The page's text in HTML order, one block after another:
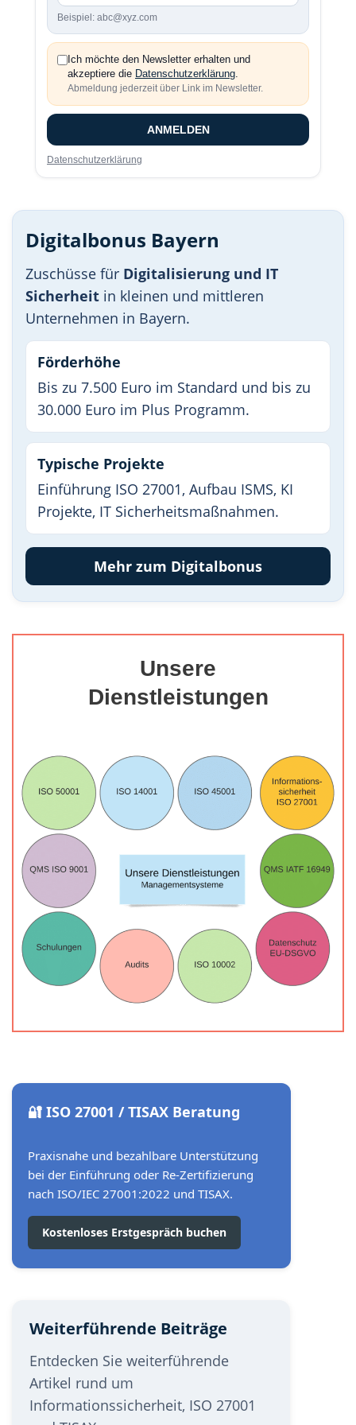
Beispiel: abc@xyz.com
Ich möchte den Newsletter erhalten und
akzeptiere die Datenschutzerklärung.
Abmeldung jederzeit über Link im Newsletter.
ANMELDEN
Datenschutzerklärung
Digitalbonus Bayern
Zuschüsse für Digitalisierung und IT
Sicherheit in kleinen und mittleren
Unternehmen in Bayern.
Förderhöhe
Bis zu 7.500 Euro im Standard und bis zu
30.000 Euro im Plus Programm.
Typische Projekte
Einführung ISO 27001, Aufbau ISMS, KI
Projekte, IT Sicherheitsmaßnahmen.
Mehr zum Digitalbonus
Unsere
Dienstleistungen
🔐 ISO 27001 / TISAX Beratung
Praxisnahe und bezahlbare Unterstützung
bei der Einführung oder Re-Zertifizierung
nach ISO/IEC 27001:2022 und TISAX.
Kostenloses Erstgespräch buchen
Weiterführende Beiträge
Entdecken Sie weiterführende
Artikel rund um
Informationssicherheit, ISO 27001